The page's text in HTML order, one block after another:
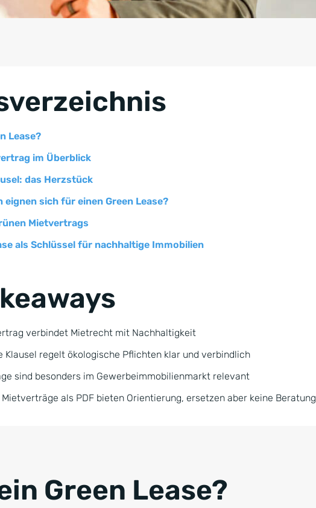
Lease?
im Überblick
das Herzstück
eignen sich für einen Green Lease?
Mietvertrags
als Schlüssel für nachhaltige Immobilien
verbindet Mietrecht mit Nachhaltigkeit
Klausel regelt ökologische Pflichten klar und verbindlich
sind besonders im Gewerbeimmobilienmarkt relevant
als PDF bieten Orientierung, ersetzen aber keine Beratung
Green Lease?